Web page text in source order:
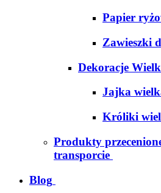
Papier
Zawieszki
Dekoracje
Jajka
Króliki
Produkty
transporcie
Blog